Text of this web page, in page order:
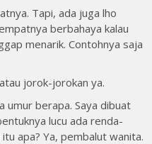
Tapi, ada juga lho
berbahaya kalau
menarik. Contohnya saja
jorok-jorokan ya.
umur berapa. Saya dibuat
lucu ada renda-
apa? Ya, pembalut wanita.